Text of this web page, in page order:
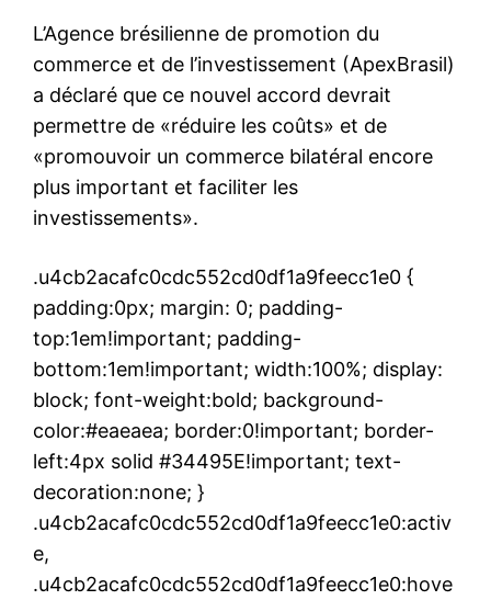
L’Agence brésilienne de promotion du
commerce et de l’investissement (ApexBrasil)
a déclaré que ce nouvel accord devrait
permettre de «réduire les coûts» et de
«promouvoir un commerce bilatéral encore
plus important et faciliter les
investissements».
.u4cb2acafc0cdc552cd0df1a9feecc1e0 {
padding:0px; margin: 0; padding-
top:1em!important; padding-
bottom:1em!important; width:100%; display:
block; font-weight:bold; background-
color:#eaeaea; border:0!important; border-
left:4px solid #34495E!important; text-
decoration:none; }
.u4cb2acafc0cdc552cd0df1a9feecc1e0:activ
e,
.u4cb2acafc0cdc552cd0df1a9feecc1e0:hove